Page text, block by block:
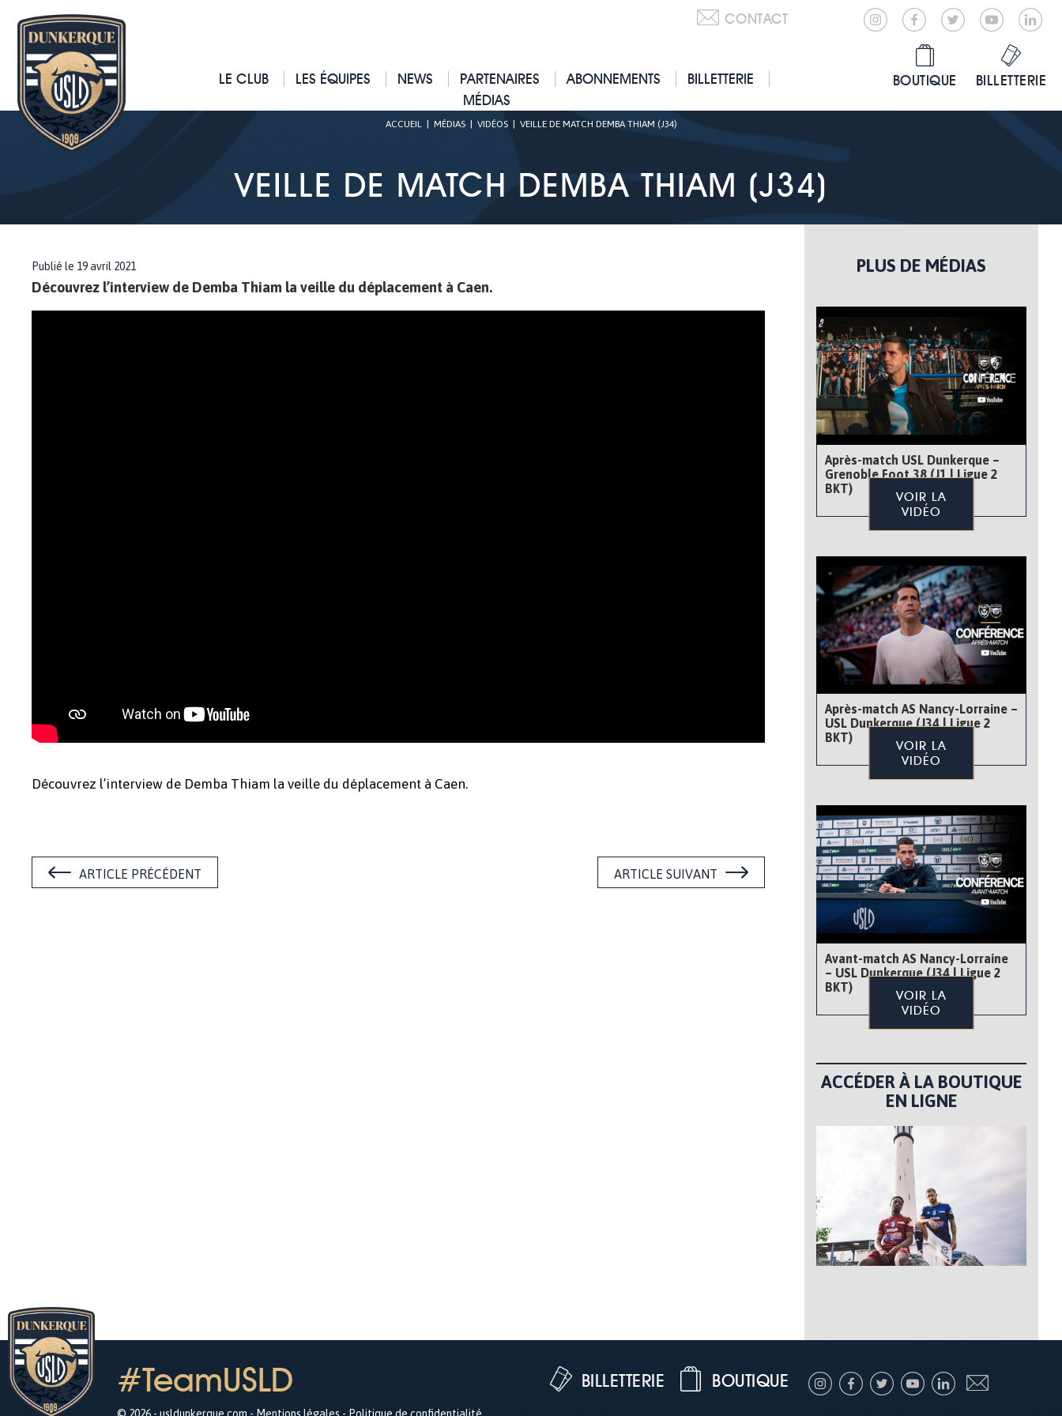
CONTACT
LE CLUB LES ÉQUIPES NEWS PARTENAIRES ABONNEMENTS
BILLETTERIE
MÉDIAS
BOUTIQUE BILLETTERIE
ACCUEIL| MÉDIAS| VIDÉOS| VEILLE DE MATCH DEMBA THIAM (J34)
VEILLE DE MATCH DEMBA THIAM (J34)
Publié le 19 avril 2021
Découvrez l’interview de Demba Thiam la veille du déplacement à Caen.
Découvrez l’interview de Demba Thiam la veille du déplacement à Caen.
ARTICLE PRÉCÉDENT ARTICLE SUIVANT
PLUS DE MÉDIAS
Après-match USL Dunkerque –
Grenoble Foot 38 (J1 | Ligue 2
BKT)
VOIR LA
VIDÉO
Après-match AS Nancy-Lorraine –
USL Dunkerque (J34 | Ligue 2
BKT)
VOIR LA
VIDÉO
Avant-match AS Nancy-Lorraine
– USL Dunkerque (J34 | Ligue 2
BKT)
VOIR LA
VIDÉO
ACCÉDER À LA BOUTIQUE
EN LIGNE
#TeamUSLD BOUTIQUE
BILLETTERIE